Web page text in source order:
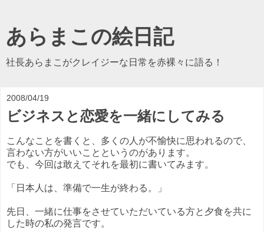
あらまこの絵日記
社長あらまこがクレイジーな日常を赤裸々に語る！
2008/04/19
ビジネスと恋愛を一緒にしてみる
こんなことを書くと、多くの人が不愉快に思われるので、
言わない方がいいことというのがあります。
でも、今回は敢えてそれを最初に書いてみます。
「日本人は、準備で一生が終わる。」
先日、一緒に仕事をさせていただいている方と夕食を共に
した時の私の発言です。